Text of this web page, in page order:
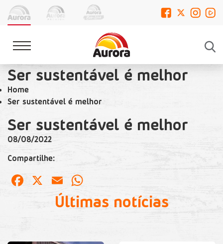
Ser sustentável é melhor
Home
Ser sustentável é melhor
Ser sustentável é melhor
08/08/2022
Compartilhe:
Facebook
X Email
Últimas notícias